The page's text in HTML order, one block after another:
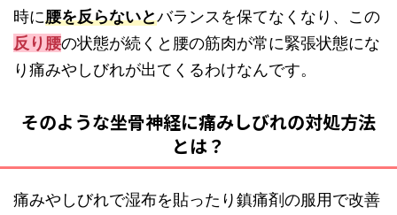
時に腰を反らないとバランスを保てなくなり、この
反り腰の状態が続くと腰の筋肉が常に緊張状態にな
り痛みやしびれが出てくるわけなんです。
そのような坐骨神経に痛みしびれの対処方法
とは？
痛みやしびれで湿布を貼ったり鎮痛剤の服用で改善